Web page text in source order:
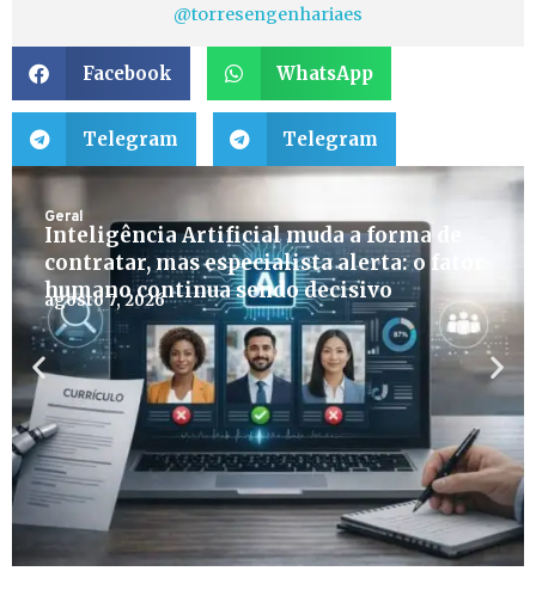
@torresengenhariaes
Facebook WhatsApp
Telegram Telegram
Geral
Inteligência Artificial muda a forma de
contratar, mas especialista alerta: o fator
humano continua sendo decisivo
agosto 7, 2026